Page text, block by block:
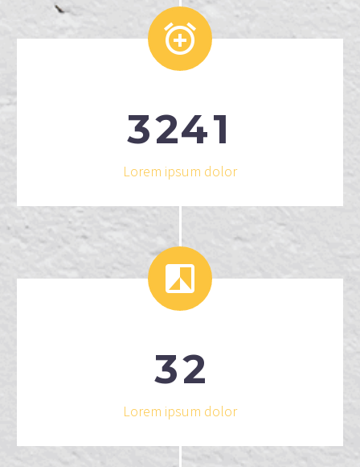


3241
Lorem ipsum dolor


32
Lorem ipsum dolor